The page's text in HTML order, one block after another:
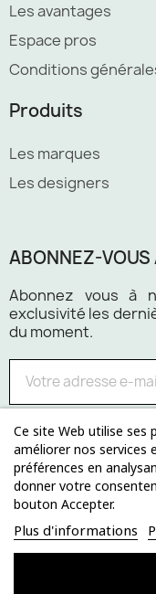
Les avantages
Espace pros
Conditions
Produits
Les marques
Les designers
ABONNEZ-VOUS
Abonnez vous à
exclusivité les
du moment.
Ce site Web utilise ses
améliorer nos services
préférences en
donner votre
bouton Accepter.
Plus d'informations